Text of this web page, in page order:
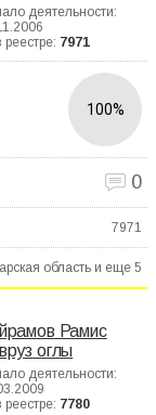
деятельности:
7971
100%
0
7971
область и еще 5
Рамис
оглы
деятельности:
7780